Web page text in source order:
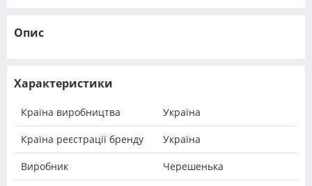
Опис
Характеристики
Країна виробництва Україна
Країна реєстрації бренду Україна
Виробник Черешенька